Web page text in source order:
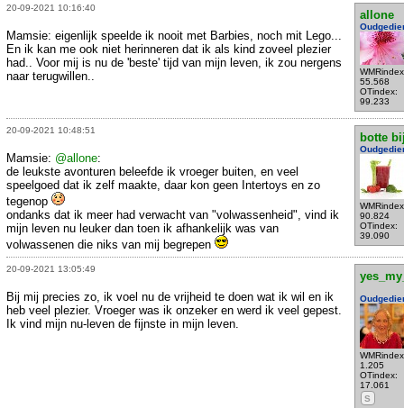
20-09-2021 10:16:40
allone
55.568
OTindex:
99.233
Mamsie: eigenlijk speelde ik nooit met Barbies, noch mit Lego...
En ik kan me ook niet herinneren dat ik als kind zoveel plezier
had.. Voor mij is nu de 'beste' tijd van mijn leven, ik zou nergens
naar terugwillen..
20-09-2021 10:48:51
botte
90.824
OTindex:
39.090
Mamsie: @allone:
de leukste avonturen beleefde ik vroeger buiten, en veel
speelgoed dat ik zelf maakte, daar kon geen Intertoys en zo
tegenop
ondanks dat ik meer had verwacht van "volwassenheid", vind ik
mijn leven nu leuker dan toen ik afhankelijk was van
volwassenen die niks van mij begrepen
20-09-2021 13:05:49
1.205
OTindex:
17.061
S
Bij mij precies zo, ik voel nu de vrijheid te doen wat ik wil en ik
heb veel plezier. Vroeger was ik onzeker en werd ik veel gepest.
Ik vind mijn nu-leven de fijnste in mijn leven.